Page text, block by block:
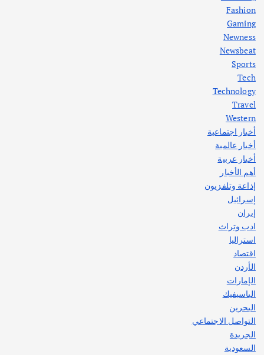
أهم الأخبار
اختتام ورشة السينوغرافيا في مدينة كلباء الاماراتية
أغسطس 3, 2026
Fashion
Gaming
Newness
Newsbeat
Sports
Tech
Technology
Travel
Western
أخبار اجتماعية
أخبار عالمية
أخبار عربية
أهم الأخبار
إذاعة وتلفزيون
إسرائيل
إيران
ادب وتراث
استراليا
اقتصاد
الأردن
الإمارات
الباسيفيك
البحرين
التواصل الاجتماعي
الجريدة
السعودية